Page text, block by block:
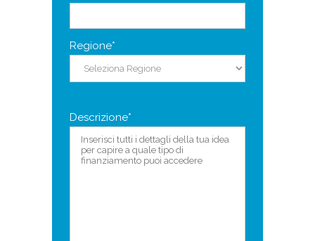
Regione*
Descrizione*